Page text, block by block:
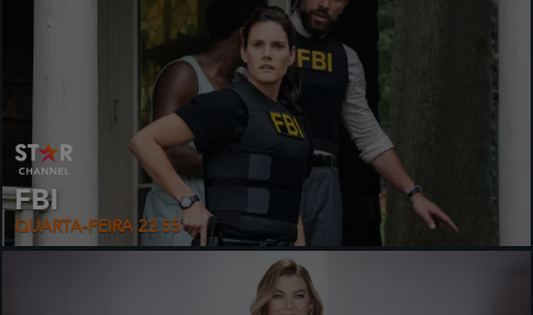
FBI
QUARTA-FEIRA 22.55